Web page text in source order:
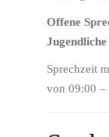
Offene
Sprechzeit
von 09:00 –